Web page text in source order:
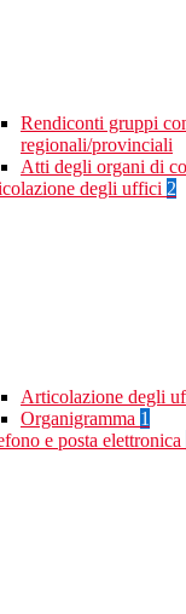
Rendiconti gruppi
regionali/provinciali
Atti degli organi di
degli uffici 2
Articolazione degli
Organigramma 1
e posta elettronica